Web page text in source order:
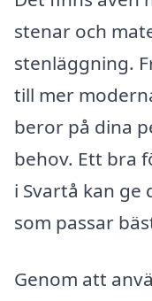
stenar och
stenläggning.
till mer
beror på dina
behov. Ett bra
i Svartå kan ge
som passar
Genom att